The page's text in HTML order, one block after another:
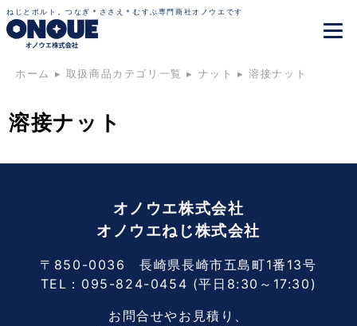
ねじとボルト。つなぎ＊ささえ＊むすぶ専門商社オノウエです
ホーム ▸ 取扱商品カテゴリ一覧 ▸ ナット ▸溶接ナット
溶接ナット
オノウエ株式会社
オノウエねじ株式会社
〒850-0036 長崎県長崎市五島町1番13号
TEL： 095-824-0454 (平日8:30～17:30)
お問合せやお見積り、